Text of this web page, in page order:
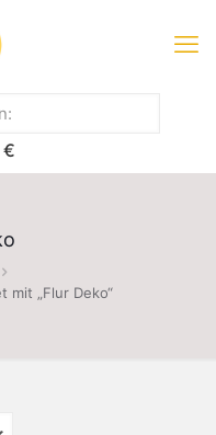
€
mit „Flur Deko“